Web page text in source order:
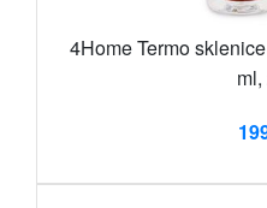
4Home Termo